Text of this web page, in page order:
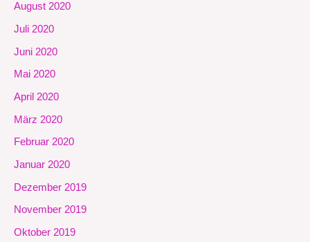
August 2020
Juli 2020
Juni 2020
Mai 2020
April 2020
März 2020
Februar 2020
Januar 2020
Dezember 2019
November 2019
Oktober 2019